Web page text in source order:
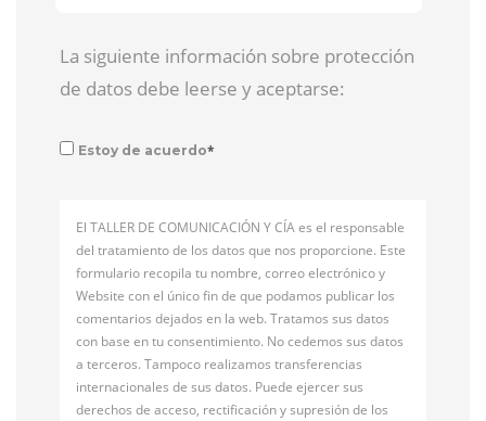
La siguiente información sobre protección
de datos debe leerse y aceptarse:
Estoy de acuerdo*
El TALLER DE COMUNICACIÓN Y CÍA es el responsable
del tratamiento de los datos que nos proporcione. Este
formulario recopila tu nombre, correo electrónico y
Website con el único fin de que podamos publicar los
comentarios dejados en la web. Tratamos sus datos
con base en tu consentimiento. No cedemos sus datos
a terceros. Tampoco realizamos transferencias
internacionales de sus datos. Puede ejercer sus
derechos de acceso, rectificación y supresión de los